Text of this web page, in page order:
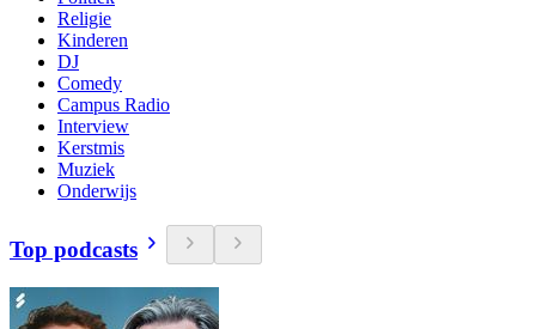
Religie
Kinderen
DJ
Comedy
Campus Radio
Interview
Kerstmis
Muziek
Onderwijs
Top podcasts